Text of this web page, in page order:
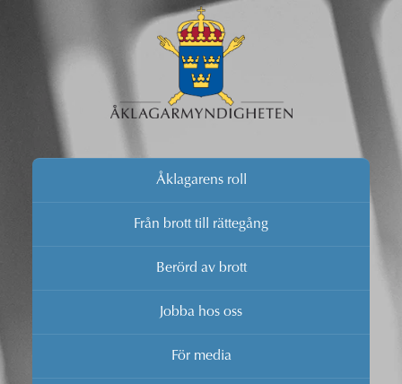
Åklagarens roll
Från brott till rättegång
Berörd av brott
Jobba hos oss
För media